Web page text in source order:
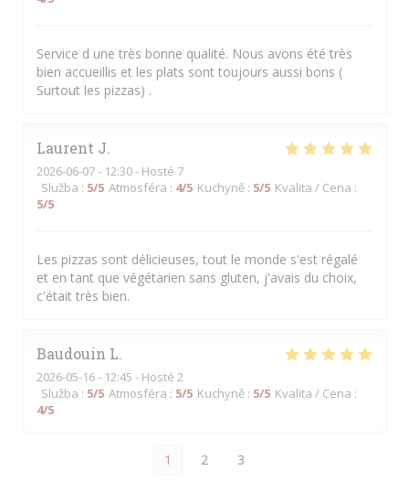
Service d une très bonne qualité. Nous avons été très
bien accueillis et les plats sont toujours aussi bons (
Surtout les pizzas) .
Laurent J
2026-06-07- 12:30 - Hosté 7
Služba : 5/5 Atmosféra : 4/5 Kuchyně : 5/5 Kvalita / Cena :
5/5
Les pizzas sont délicieuses, tout le monde s'est régalé
et en tant que végétarien sans gluten, j'avais du choix,
c'était très bien.
Baudouin L
2026-05-16- 12:45 - Hosté 2
Služba : 5/5 Atmosféra : 5/5 Kuchyně : 5/5 Kvalita / Cena :
4/5
1 2 3